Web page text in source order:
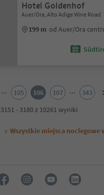
Hotel Goldenhof
Auer/Ora, Alto Adige Wine Road
199 m od Auer/Ora
... 105 106 107 ...
343
3151 - 3180 z 10261 wyniki
Wszystkie miejsca noclegowe